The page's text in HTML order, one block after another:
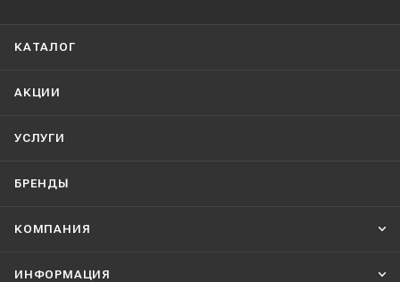
КАТАЛОГ
АКЦИИ
УСЛУГИ
БРЕНДЫ
КОМПАНИЯ
ИНФОРМАЦИЯ